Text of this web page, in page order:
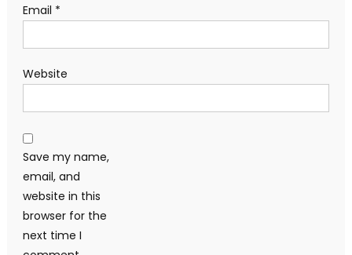
Email *
Website
Save my name,
email, and
website in this
browser for the
next time I